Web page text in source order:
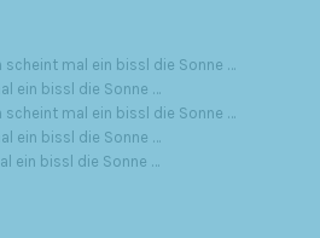
scheint mal ein bissl die Sonne …
ein bissl die Sonne …
scheint mal ein bissl die Sonne …
ein bissl die Sonne …
ein bissl die Sonne …